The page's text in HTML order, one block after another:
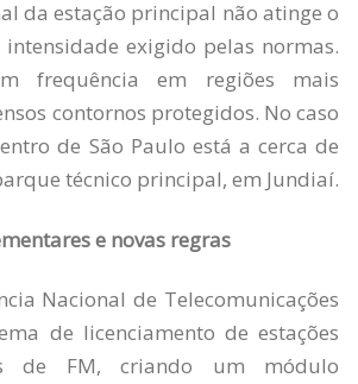
da estação principal não atinge o
exigido pelas normas.
frequência em regiões mais
contornos protegidos. No caso
de São Paulo está a cerca de
técnico principal, em Jundiaí.
e novas regras
Nacional de Telecomunicações
de licenciamento de estações
de FM, criando um módulo